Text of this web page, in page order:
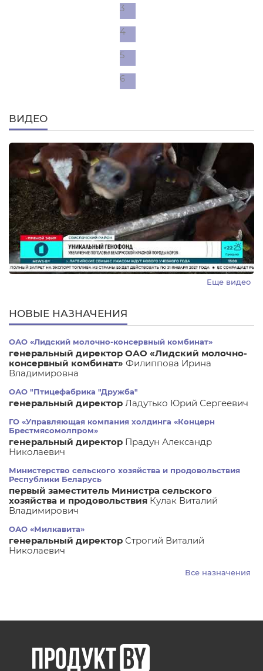
3
4
5
6
ВИДЕО
Еще видео
НОВЫЕ НАЗНАЧЕНИЯ
ОАО «Лидский молочно-консервный комбинат»
генеральный директор ОАО «Лидский молочно-
консервный комбинат» Филиппова Ирина
Владимировна
ОАО "Птицефабрика "Дружба"
генеральный директор Ладутько Юрий Сергеевич
ГО «Управляющая компания холдинга «Концерн
Брестмясомолпром»
генеральный директор Прадун Александр
Николаевич
Министерство сельского хозяйства и продовольствия
Республики Беларусь
первый заместитель Министра сельского
хозяйства и продовольствия Кулак Виталий
Владимирович
ОАО «Милкавита»
генеральный директор Строгий Виталий
Николаевич
Все назначения